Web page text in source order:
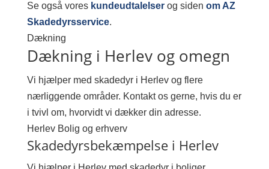
Se også vores kundeudtalelserog siden om AZ
Skadedyrsservice.
Dækning
Dækning i Herlev og omegn
Vi hjælper med skadedyr i Herlev og flere
nærliggende områder. Kontakt os gerne, hvis du er
i tvivl om, hvorvidt vi dækker din adresse.
Herlev Bolig og erhverv
Skadedyrsbekæmpelse i Herlev